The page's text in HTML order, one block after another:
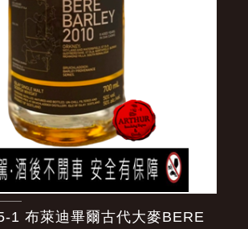
1 布萊迪畢爾古代大麥BERE